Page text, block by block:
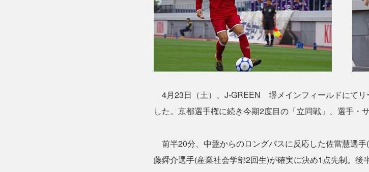
4月23日（土）、J-GREEN 堺メインフィールドにてリ
した。京都選手権に続き今期2度目の「立同戦」、選手・
前半20分、中盤からのロングパスに反応した佐當慧選
藤舜介選手(産業社会学部2回生)が確実に決め1点先制。後